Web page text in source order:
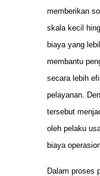
memberikan
skala kecil
biaya yang
membantu
secara lebih
pelayanan.
tersebut
oleh pelaku
biaya
Dalam proses